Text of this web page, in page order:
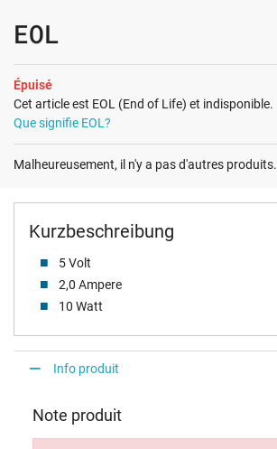
Kurzbeschreibung
5 Volt
2,0 Ampere
10 Watt
EOL
Épuisé
Cet article est EOL (End of Life) et indisponible.
Que signifie EOL?
Malheureusement, il n'y a pas d'autres produits.
Info produit
Note produit